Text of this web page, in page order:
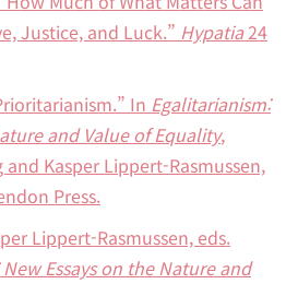
Justice, and Luck.” Hypatia24
In Egalitarianism:
and Value of Equality,
Kasper Lippert-Rasmussen,
Press.
Lippert-Rasmussen, eds.
Essays on the Nature and